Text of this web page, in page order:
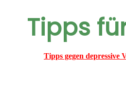
Tipps
Tipps gegen depressive